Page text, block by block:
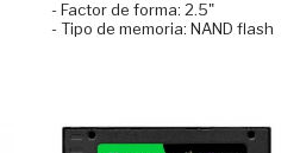
- Factor de forma: 2.5"
- Tipo de memoria: NAND flash